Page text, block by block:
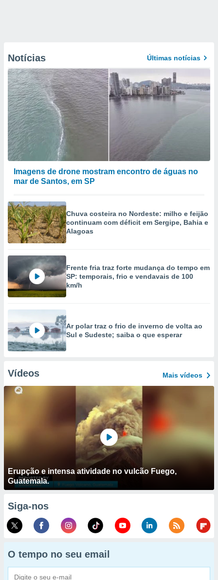
Notícias Últimas notícias
Imagens de drone mostram encontro de águas no
mar de Santos, em SP
Chuva costeira no Nordeste: milho e feijão
continuam com déficit em Sergipe, Bahia e
Alagoas
Frente fria traz forte mudança do tempo em
SP: temporais, frio e vendavais de 100
km/h
Ar polar traz o frio de inverno de volta ao
Sul e Sudeste; saiba o que esperar
Vídeos Mais vídeos
Erupção e intensa atividade no vulcão Fuego,
Guatemala.
Siga-nos
O tempo no seu email